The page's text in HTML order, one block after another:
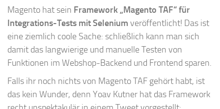
Magento hat sein Framework „Magento TAF“ für
Integrations-Tests mit Selenium veröffentlicht! Das ist
eine ziemlich coole Sache: schließlich kann man sich
damit das langwierige und manuelle Testen von
Funktionen im Webshop-Backend und Frontend sparen.
Falls ihr noch nichts von Magento TAF gehört habt, ist
das kein Wunder, denn Yoav Kutner hat das Framework